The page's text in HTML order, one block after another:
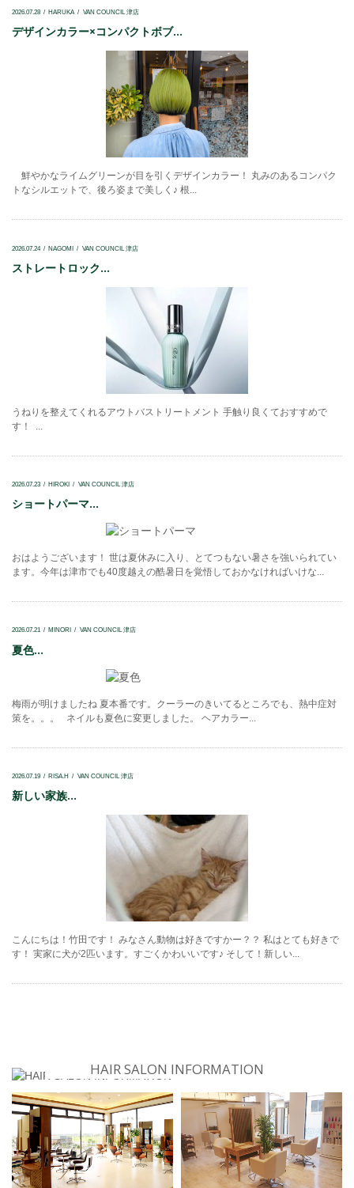
2026.07.28 HARUKA VAN COUNCIL 津店
デザインカラー×コンパクトボブ...
鮮やかなライムグリーンが目を引くデザインカラー！ 丸みのあるコンパク
トなシルエットで、後ろ姿まで美しく♪ 根...
2026.07.24 NAGOMI VAN COUNCIL 津店
ストレートロック...
うねりを整えてくれるアウトバストリートメント 手触り良くておすすめで
す！ ...
2026.07.23 HIROKI VAN COUNCIL 津店
ショートパーマ...
おはようございます！ 世は夏休みに入り、とてつもない暑さを強いられてい
ます。今年は津市でも40度越えの酷暑日を覚悟しておかなければいけな...
2026.07.21 MINORI VAN COUNCIL 津店
夏色...
梅雨が明けましたね 夏本番です。クーラーのきいてるところでも、熱中症対
策を。。。 ネイルも夏色に変更しました。 ヘアカラー...
2026.07.19 RISA.H VAN COUNCIL 津店
新しい家族...
こんにちは！竹田です！ みなさん動物は好きですかー？？ 私はとても好きで
す！ 実家に犬が2匹います。すごくかわいいです♪ そして！新しい...
HAIR SALON INFORMATION